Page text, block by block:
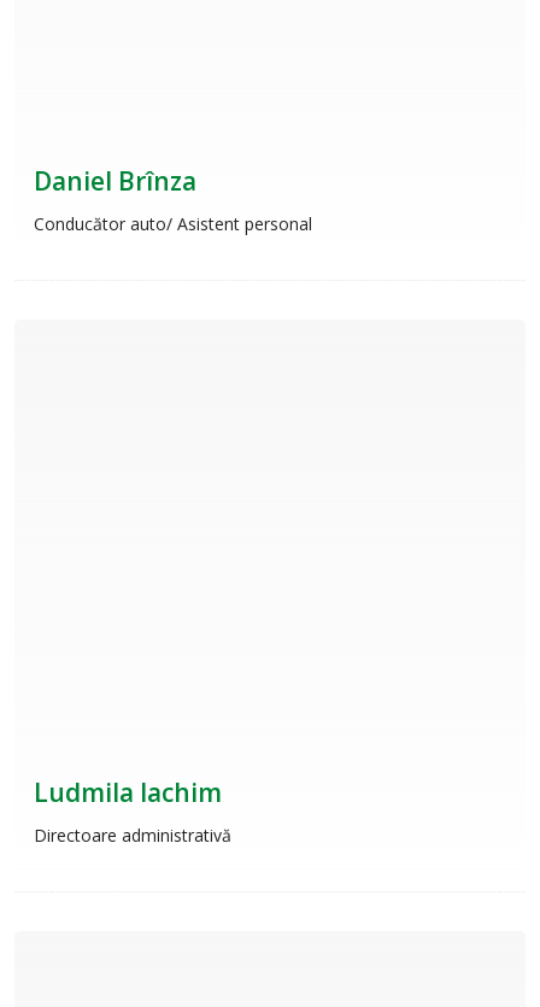
Daniel Brînza
Conducător auto/ Asistent personal
Ludmila Iachim
Directoare administrativă